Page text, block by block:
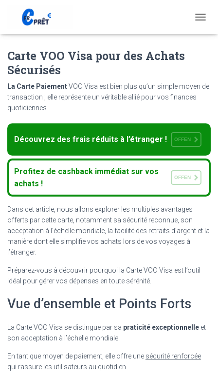
O
A
T
I
O
Carte VOO Visa pour des Achats
Sécurisés
La Carte PaiementVOO Visa est bien plus qu’un simple moyen de
transaction ; elle représente un véritable allié pour vos finances
quotidiennes.
Découvrez des frais réduits à l’étranger ! OFFEN
Profitez de cashback immédiat sur vos
achats !
OFFEN
Dans cet article, nous allons explorer les multiples avantages
offerts par cette carte, notamment sa sécurité reconnue, son
acceptation à l’échelle mondiale, la facilité des retraits d’argent et la
manière dont elle simplifie vos achats lors de vos voyages à
l’étranger.
Préparez-vous à découvrir pourquoi la Carte VOO Visa est l’outil
idéal pour gérer vos dépenses en toute sérénité.
Vue d’ensemble et Points Forts
La Carte VOO Visa se distingue par sa praticité exceptionnelle et
son acceptation à l’échelle mondiale.
En tant que moyen de paiement, elle offre une sécurité renforcée
qui rassure les utilisateurs au quotidien.